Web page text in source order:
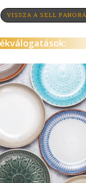
VISSZA A SELL